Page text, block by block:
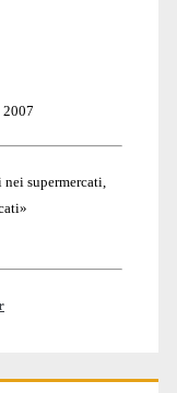
supermercati,